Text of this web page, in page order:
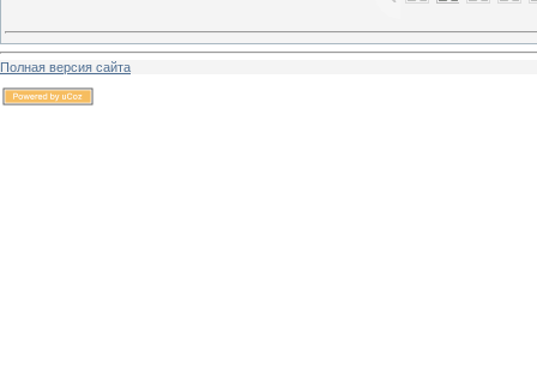
Полная версия сайта